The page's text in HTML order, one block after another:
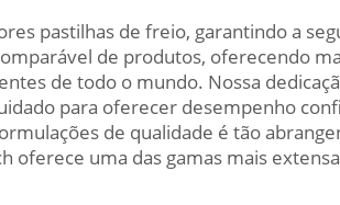
pastilhas de freio, garantindo a
de produtos, oferecendo
de todo o mundo. Nossa
para oferecer desempenho
de qualidade é tão
oferece uma das gamas mais